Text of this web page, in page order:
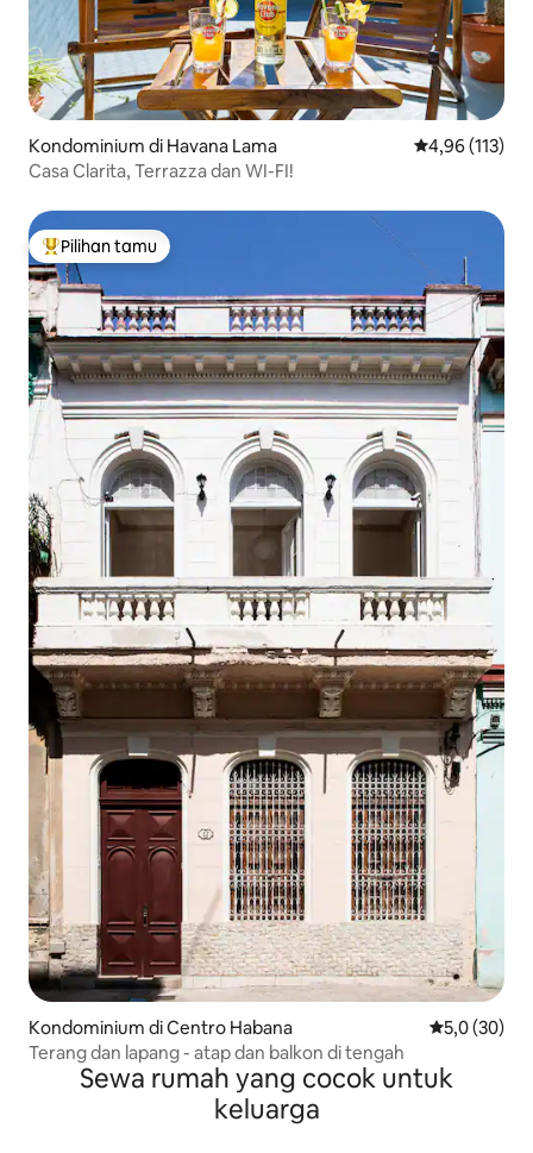
Kondominium di Havana Lama Nilai rata-rata
4,96 (113)
Casa Clarita, Terrazza dan WI-FI!
Pilihan tamu terpopuler
Pilihan tamu
Kondominium di Centro Habana Nilai rata-
5,0 (30)
Terang dan lapang - atap dan balkon di tengah
Sewa rumah yang cocok untuk
keluarga